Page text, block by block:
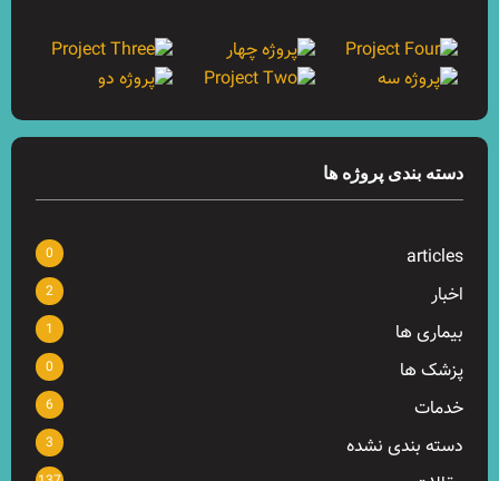
دسته بندی پروژه ها
articles
0
اخبار 2
بیماری ها 1
پزشک ها 0
خدمات 6
دسته بندی نشده 3